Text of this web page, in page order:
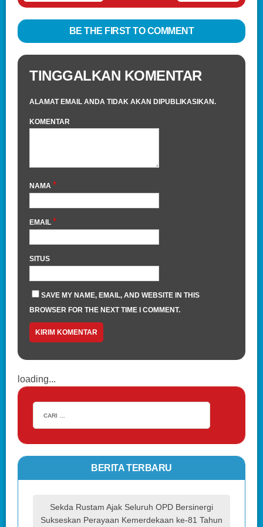
BE THE FIRST TO COMMENT
TINGGALKAN KOMENTAR
ALAMAT EMAIL ANDA TIDAK AKAN DIPUBLIKASIKAN.
KOMENTAR
NAMA *
EMAIL *
SITUS
SAVE MY NAME, EMAIL, AND WEBSITE IN THIS
BROWSER FOR THE NEXT TIME I COMMENT.
loading...
BERITA TERBARU
Sekda Rustam Ajak Seluruh OPD Bersinergi
Sukseskan Perayaan Kemerdekaan ke-81 Tahun